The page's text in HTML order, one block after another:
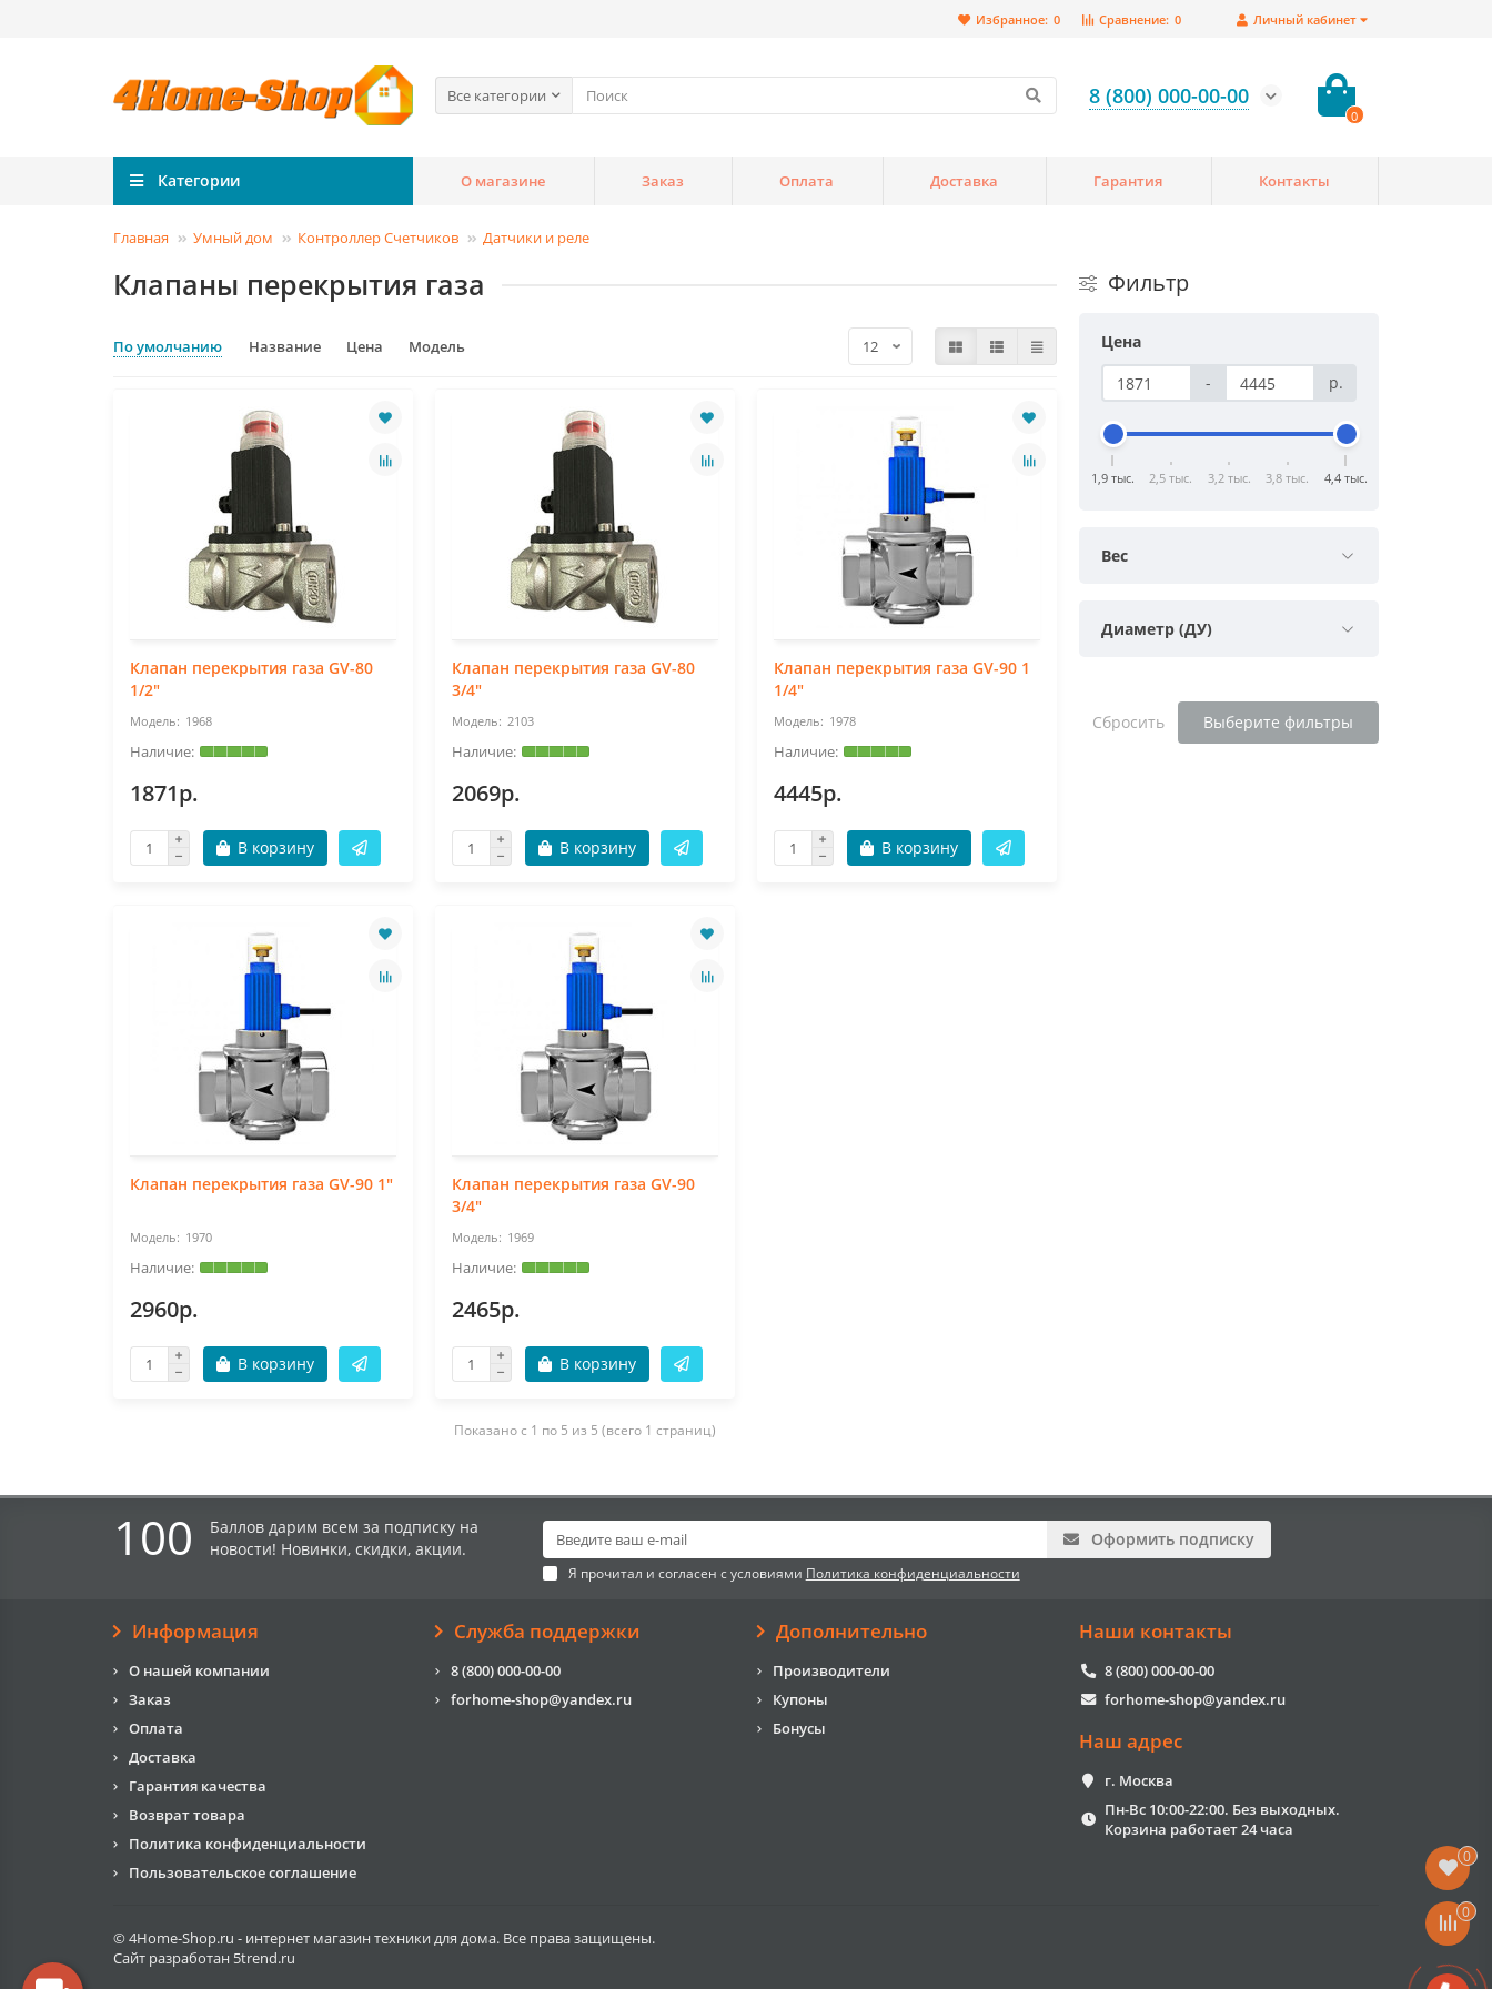
Личный кабинет
Сравнение: 0
Избранное: 0
Все категории 8 (800) 000-00-00
0
Категории О магазине Заказ Оплата Доставка Гарантия Контакты
Главная Умный дом Контроллер Счетчиков Датчики и реле
Клапаны перекрытия газа
По умолчанию Название Цена Модель
Клапан перекрытия газа GV-80
1/2"
1968
1871р.
В корзину
Клапан перекрытия газа GV-80
3/4"
2103
2069р.
В корзину
Клапан перекрытия газа GV-90 1
1/4"
1978
4445р.
В корзину
Клапан перекрытия газа GV-90 1"
1970
2960р.
В корзину
Клапан перекрытия газа GV-90
3/4"
1969
2465р.
В корзину
Показано с 1 по 5 из 5 (всего 1 страниц)
Фильтр
Цена
-
р.
1,9 тыс. 2,5 тыс. 3,2 тыс. 3,8 тыс. 4,4 тыс.
Вес
Диаметр (ДУ)
Сбросить Выберите фильтры
100
Баллов дарим всем за подписку на
новости! Новинки, скидки, акции.
Оформить подписку
Я прочитал и согласен с условиями Политика конфиденциальности
Информация
О нашей компании
Заказ
Оплата
Доставка
Гарантия качества
Возврат товара
Политика конфиденциальности
Пользовательское соглашение
Служба поддержки
8 (800) 000-00-00
forhome-shop@yandex.ru
Дополнительно
Производители
Купоны
Бонусы
Наши контакты
8 (800) 000-00-00
forhome-shop@yandex.ru
Наш адрес
г. Москва
Пн-Вс 10:00-22:00. Без выходных.
Корзина работает 24 часа
© 4Home-Shop.ru - интернет магазин техники для дома. Все права защищены.
Сайт разработан 5trend.ru
0
0